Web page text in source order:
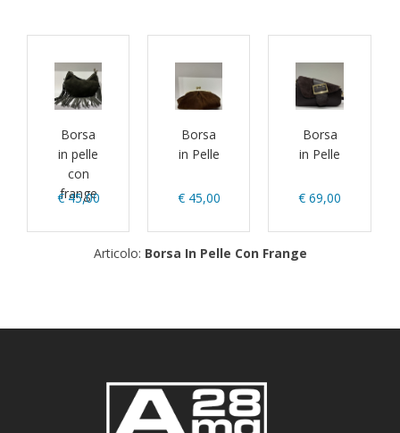
Borsa
in pelle
con
frange
€ 45,00
Borsa
in Pelle
€ 45,00
Borsa
in Pelle
€ 69,00
Articolo: Borsa In Pelle Con Frange